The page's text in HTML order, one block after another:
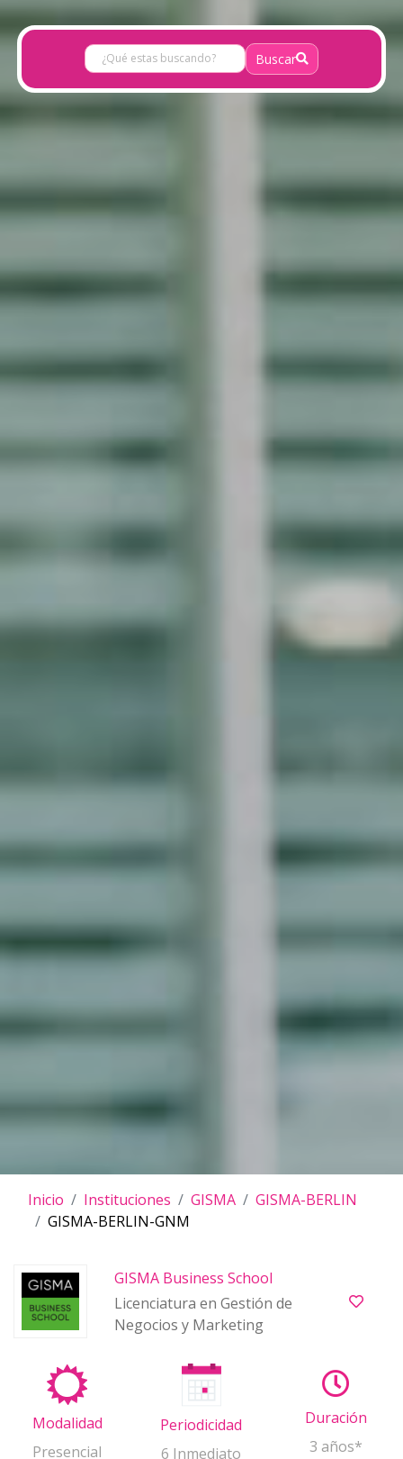
Buscar
Inicio Instituciones GISMA
GISMA-BERLIN
GISMA-BERLIN-GNM
GISMA Business School
Licenciatura en Gestión de
Negocios y Marketing
Modalidad
Presencial
Periodicidad
6 Inmediato
Duración
3 años*